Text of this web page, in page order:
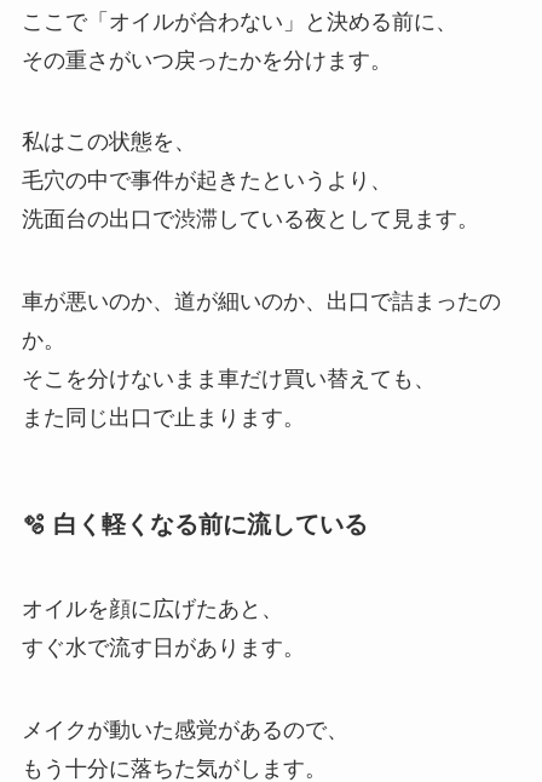
ここで「オイルが合わない」と決める前に、
その重さがいつ戻ったかを分けます。
私はこの状態を、
毛穴の中で事件が起きたというより、
洗面台の出口で渋滞している夜として見ます。
車が悪いのか、道が細いのか、出口で詰まったの
か。
そこを分けないまま車だけ買い替えても、
また同じ出口で止まります。
🫧 白く軽くなる前に流している
オイルを顔に広げたあと、
すぐ水で流す日があります。
メイクが動いた感覚があるので、
もう十分に落ちた気がします。